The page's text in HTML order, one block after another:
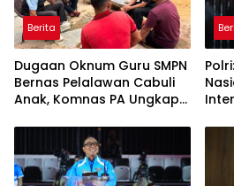
Berita
Dugaan Oknum Guru SMPN
Bernas Pelalawan Cabuli
Anak, Komnas PA Ungkap
Polres Sejak Juli